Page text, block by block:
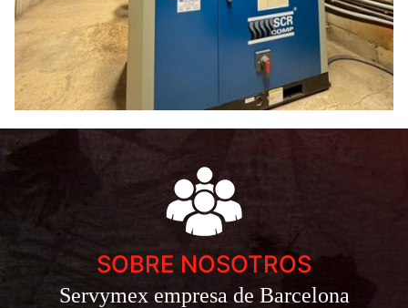
SOBRE NOSOTROS
Servymex empresa de Barcelona